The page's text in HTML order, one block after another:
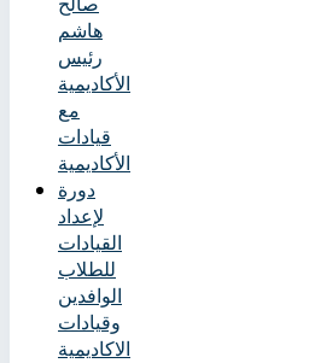
هاشم
رئيس
الأكاديمية
مع
قيادات
الأكاديمية
دورة
لإعداد
القيادات
للطلاب
الوافدين
وقيادات
الاكاديمية